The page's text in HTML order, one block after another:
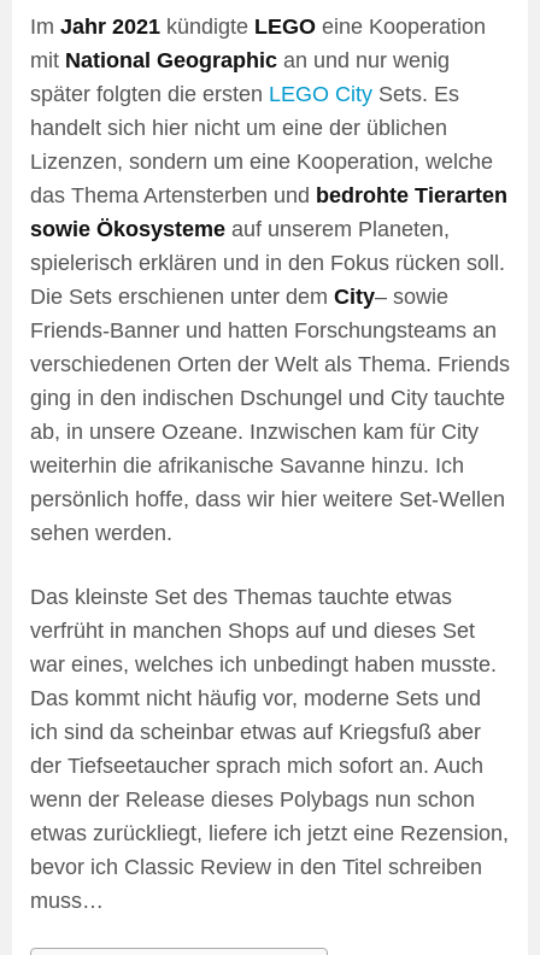
Im Jahr 2021 kündigte LEGO eine Kooperation
mit National Geographic an und nur wenig
später folgten die ersten LEGO City Sets. Es
handelt sich hier nicht um eine der üblichen
Lizenzen, sondern um eine Kooperation, welche
das Thema Artensterben und bedrohte Tierarten
sowie Ökosysteme auf unserem Planeten,
spielerisch erklären und in den Fokus rücken soll.
Die Sets erschienen unter dem City– sowie
Friends-Banner und hatten Forschungsteams an
verschiedenen Orten der Welt als Thema. Friends
ging in den indischen Dschungel und City tauchte
ab, in unsere Ozeane. Inzwischen kam für City
weiterhin die afrikanische Savanne hinzu. Ich
persönlich hoffe, dass wir hier weitere Set-Wellen
sehen werden.
Das kleinste Set des Themas tauchte etwas
verfrüht in manchen Shops auf und dieses Set
war eines, welches ich unbedingt haben musste.
Das kommt nicht häufig vor, moderne Sets und
ich sind da scheinbar etwas auf Kriegsfuß aber
der Tiefseetaucher sprach mich sofort an. Auch
wenn der Release dieses Polybags nun schon
etwas zurückliegt, liefere ich jetzt eine Rezension,
bevor ich Classic Review in den Titel schreiben
muss…